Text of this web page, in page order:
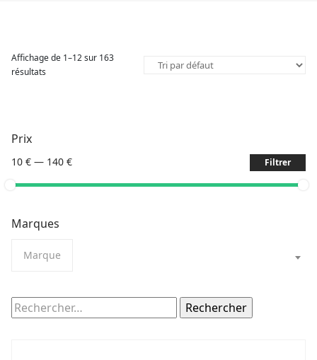
Affichage de 1–12 sur 163
résultats
Prix
10 € — 140 € Filtrer
Marques
Marque
Rechercher :